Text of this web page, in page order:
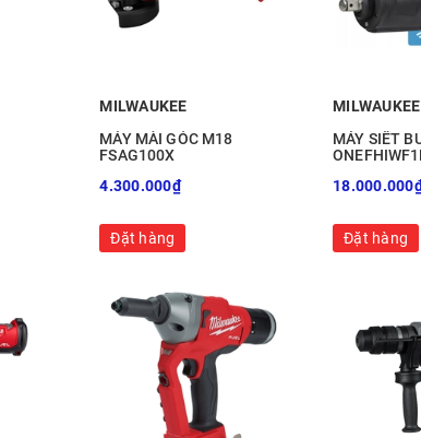
MILWAUKEE
MÁY MÀI GÓC M18
FSAG100X
4.300.000₫
Đặt hàng
MILWAUKEE
MÁY SIẾT
Đặt hàng